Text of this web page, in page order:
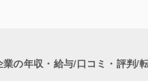
の年収・給与/口コミ・評判/